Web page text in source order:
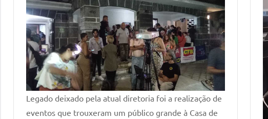
Legado deixado pela atual diretoria foi a realização de
eventos que trouxeram um público grande à Casa de